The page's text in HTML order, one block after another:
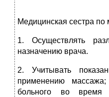
Медицинская сестра по
1. Осуществлять
назначению врача.
2. Учитывать
применению
больного во время